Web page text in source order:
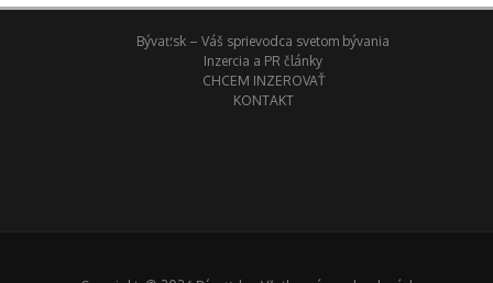
Bývať.sk – Váš sprievodca svetom bývania
Inzercia a PR články
CHCEM INZEROVAŤ
KONTAKT